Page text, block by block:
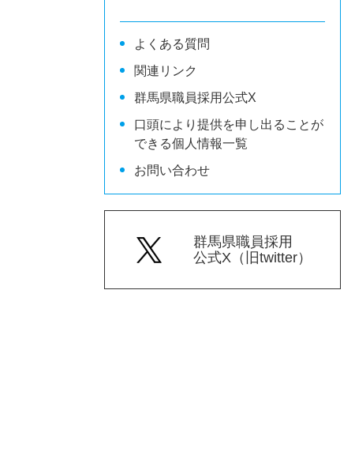
よくある質問
関連リンク
群馬県職員採用公式X
口頭により提供を申し出ることが
できる個人情報一覧
お問い合わせ
群馬県職員採用
公式X（旧twitter）